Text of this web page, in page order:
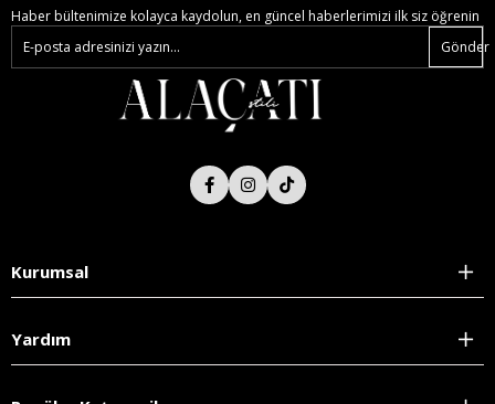
Haber bültenimize kolayca kaydolun, en güncel haberlerimizi ilk siz öğrenin
Gönder
Kurumsal
Yardım